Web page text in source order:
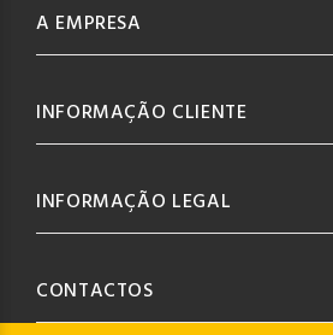
A EMPRESA
INFORMAÇÃO CLIENTE
INFORMAÇÃO LEGAL
CONTACTOS